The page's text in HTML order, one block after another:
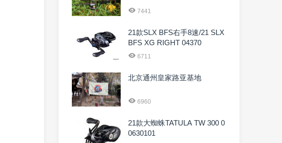
7441
21款SLX BFS右手8速/21 SLX
BFS XG RIGHT 04370
6711
北京通州皇家路亚基地
6960
21款大蜘蛛TATULA TW 300 0
0630101